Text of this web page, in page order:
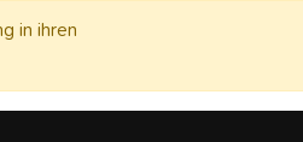
in ihren